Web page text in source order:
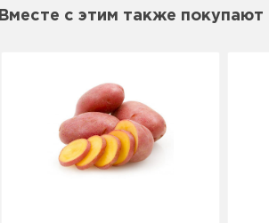
Вместе с этим также покупают